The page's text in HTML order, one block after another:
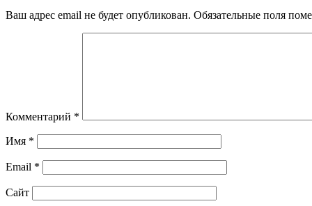
Ваш адрес email не будет опубликован. Обязательные поля
Комментарий *
Имя *
Email *
Сайт